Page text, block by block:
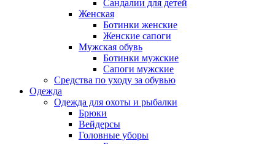
Сандалии для детей
Женская
Ботинки женские
Женские сапоги
Мужская обувь
Ботинки мужские
Сапоги мужские
Средства по уходу за обувью
Одежда
Одежда для охоты и рыбалки
Брюки
Вейдерсы
Головные уборы